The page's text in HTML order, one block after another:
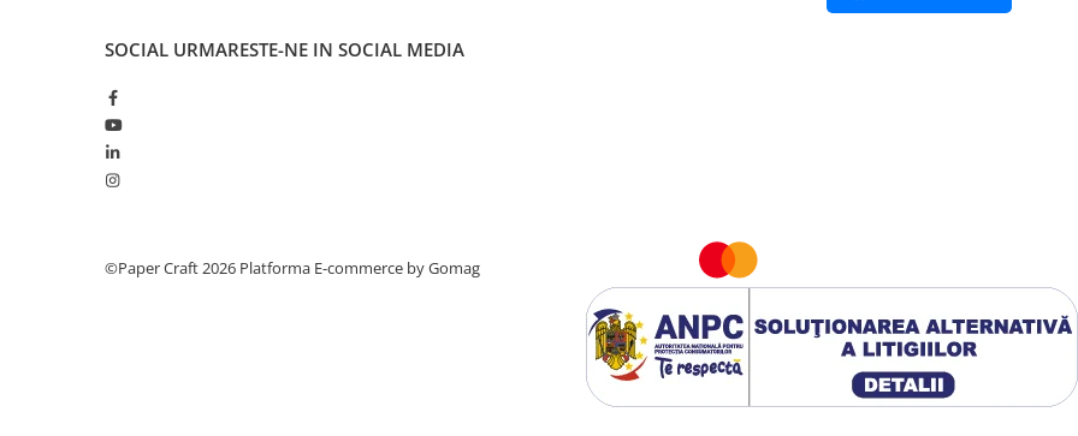
SOCIAL URMARESTE-NE IN SOCIAL MEDIA
©Paper Craft 2026 Platforma E-commerce by Gomag